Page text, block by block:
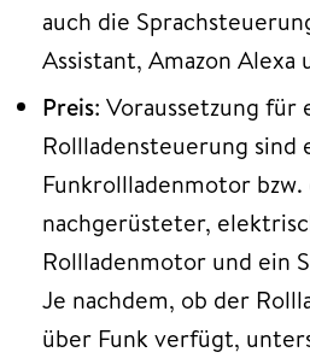
auch die
Assistant, Amazon Alexa
Preis: Voraussetzung für
Rollladensteuerung sind
Funkrollladenmotor bzw.
nachgerüsteter,
Rollladenmotor und ein
Je nachdem, ob der
über Funk verfügt,